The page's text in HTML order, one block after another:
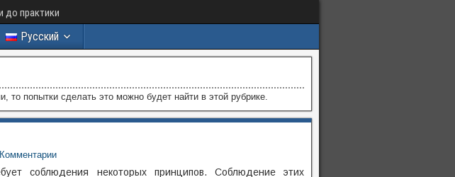
до практики
Русский
то попытки сделать это можно будет найти в этой рубрике.
Комментарии
соблюдения некоторых принципов. Соблюдение этих